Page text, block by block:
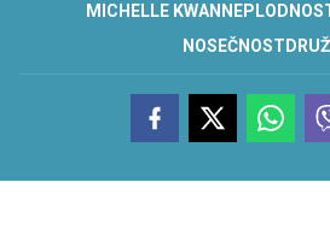
MICHELLE KWAN
NOSEČNOST